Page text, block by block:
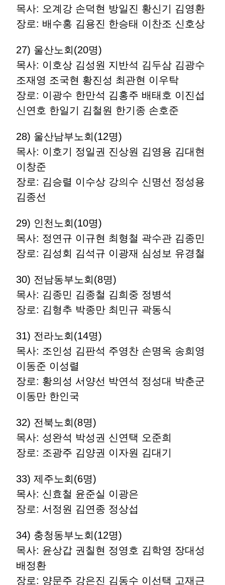
목사: 오계강 손덕현 방일진 황신기 김영환
장로: 배수홍 김용진 한승태 이찬조 신호상
27) 울산노회(20명)
목사: 이호상 김성원 지반석 김두삼 김광수
조재영 조국현 황진성 최관현 이우탁
장로: 이광수 한만석 김홍주 배태호 이진섭
신연호 한일기 김철원 한기종 손호준
28) 울산남부노회(12명)
목사: 이호기 정일권 진상원 김영용 김대현
이창준
장로: 김승렬 이수상 강의수 신명선 정성용
김종선
29) 인천노회(10명)
목사: 정연규 이규현 최형철 곽수관 김종민
장로: 김성회 김석규 이광재 심성보 유경철
30) 전남동부노회(8명)
목사: 김종민 김종철 김희중 정병석
장로: 김형추 박종만 최민규 곽동식
31) 전라노회(14명)
목사: 조인성 김판석 주영찬 손명옥 송희영
이동준 이성렬
장로: 황의성 서양선 박연석 정성대 박춘군
이동만 한인국
32) 전북노회(8명)
목사: 성완석 박성권 신연택 오준희
장로: 조광주 김양권 이자원 김대기
33) 제주노회(6명)
목사: 신효철 윤준실 이광은
장로: 서정원 김연종 정상섭
34) 충청동부노회(12명)
목사: 윤상갑 권칠현 정영호 김학영 장대성
배정환
장로: 양문주 강은진 김동수 이선택 고재근